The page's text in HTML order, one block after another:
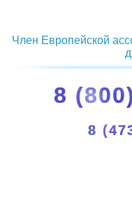
Член Европейской
8
8